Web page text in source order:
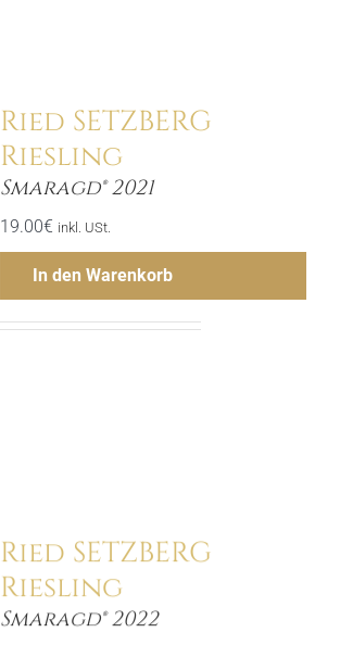
Ried SETZBERG
Riesling
Smaragd® 2021
19.00€ inkl. USt.
In den Warenkorb
Ried SETZBERG
Riesling
Smaragd® 2022